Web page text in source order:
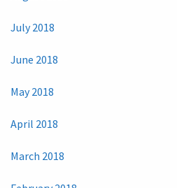
July 2018
June 2018
May 2018
April 2018
March 2018